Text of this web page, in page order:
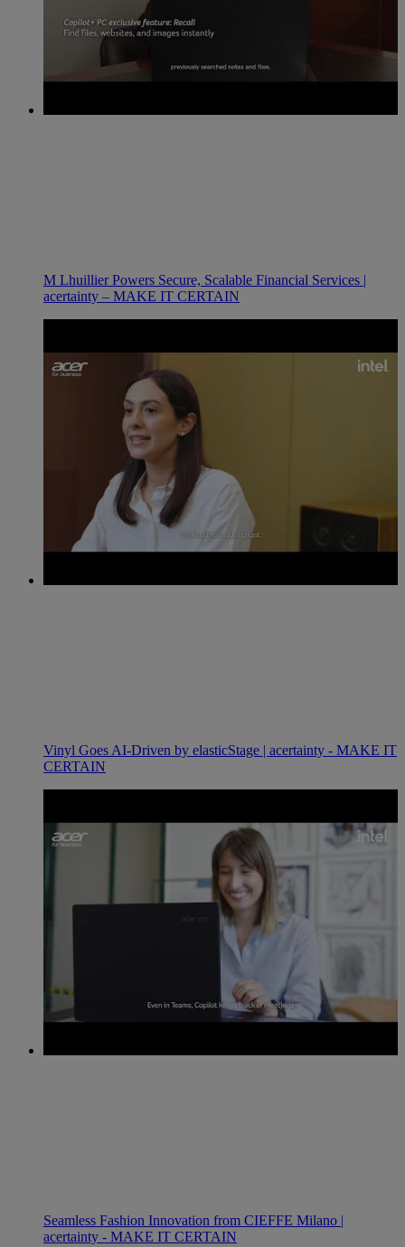
M Lhuillier Powers Secure, Scalable Financial Services |
acertainty – MAKE IT CERTAIN
Vinyl Goes AI-Driven by elasticStage | acertainty - MAKE IT
CERTAIN
Seamless Fashion Innovation from CIEFFE Milano |
acertainty - MAKE IT CERTAIN